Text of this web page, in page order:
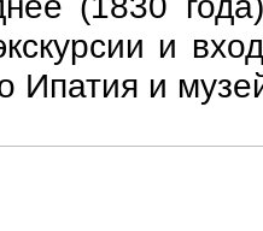
и
Ипатия и